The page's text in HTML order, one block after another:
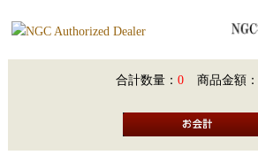
合計数量： 0 商品金額：